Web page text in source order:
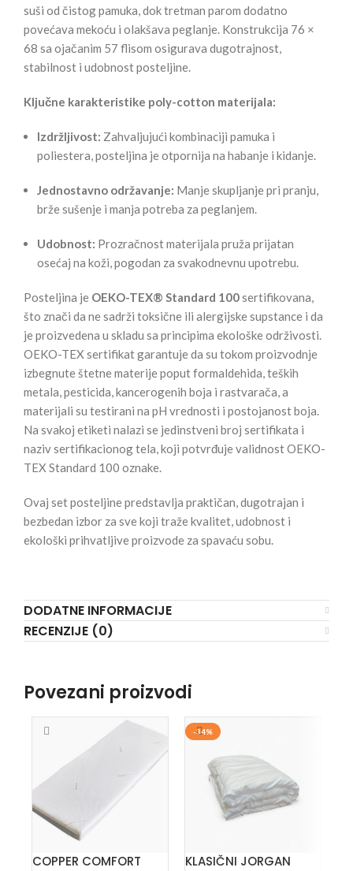
suši od čistog pamuka, dok tretman parom dodatno
povećava mekoću i olakšava peglanje. Konstrukcija 76 ×
68 sa ojačanim 57 flisom osigurava dugotrajnost,
stabilnost i udobnost posteljine.
Ključne karakteristike poly-cotton materijala:
Izdržljivost: Zahvaljujući kombinaciji pamuka i
poliestera, posteljina je otpornija na habanje i kidanje.
Jednostavno održavanje: Manje skupljanje pri pranju,
brže sušenje i manja potreba za peglanjem.
Udobnost: Prozračnost materijala pruža prijatan
osećaj na koži, pogodan za svakodnevnu upotrebu.
Posteljina je OEKO-TEX® Standard 100sertifikovana,
što znači da ne sadrži toksične ili alergijske supstance i da
je proizvedena u skladu sa principima ekološke održivosti.
OEKO-TEX sertifikat garantuje da su tokom proizvodnje
izbegnute štetne materije poput formaldehida, teških
metala, pesticida, kancerogenih boja i rastvarača, a
materijali su testirani na pH vrednosti i postojanost boja.
Na svakoj etiketi nalazi se jedinstveni broj sertifikata i
naziv sertifikacionog tela, koji potvrđuje validnost OEKO-
TEX Standard 100 oznake.
Ovaj set posteljine predstavlja praktičan, dugotrajan i
bezbedan izbor za sve koji traže kvalitet, udobnost i
ekološki prihvatljive proizvode za spavaću sobu.
DODATNE INFORMACIJE
RECENZIJE (0)
Povezani proizvodi
COPPER COMFORT
-34%
KLASIČNI JORGAN